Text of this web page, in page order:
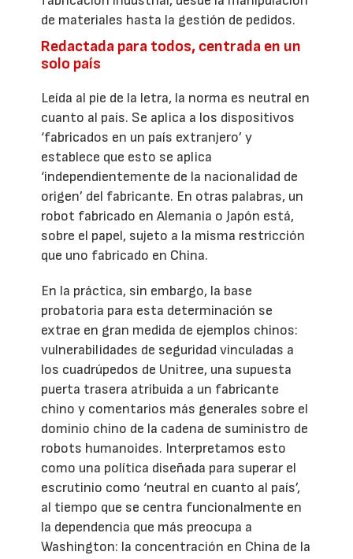
de materiales hasta la gestión de pedidos.
Redactada para todos, centrada en un
solo país
Leída al pie de la letra, la norma es neutral en
cuanto al país. Se aplica a los dispositivos
‘fabricados en un país extranjero’ y
establece que esto se aplica
‘independientemente de la nacionalidad de
origen’ del fabricante. En otras palabras, un
robot fabricado en Alemania o Japón está,
sobre el papel, sujeto a la misma restricción
que uno fabricado en China.
En la práctica, sin embargo, la base
probatoria para esta determinación se
extrae en gran medida de ejemplos chinos:
vulnerabilidades de seguridad vinculadas a
los cuadrúpedos de Unitree, una supuesta
puerta trasera atribuida a un fabricante
chino y comentarios más generales sobre el
dominio chino de la cadena de suministro de
robots humanoides. Interpretamos esto
como una política diseñada para superar el
escrutinio como ‘neutral en cuanto al país’,
al tiempo que se centra funcionalmente en
la dependencia que más preocupa a
Washington: la concentración en China de la